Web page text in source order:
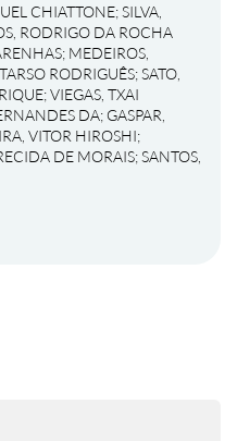
CHIATTONE;SILVA,
RODRIGO DA ROCHA
; MEDEIROS,
RODRIGUÊS;SATO,
;VIEGAS, TXAI
DA; GASPAR,
VITOR HIROSHI;
DE MORAIS;SANTOS,